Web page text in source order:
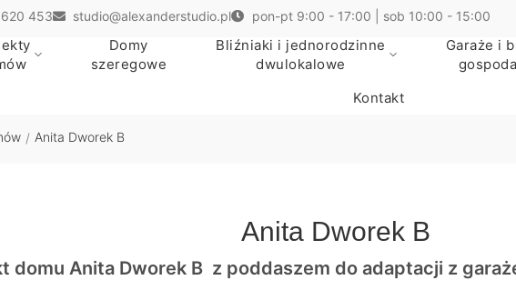
453 studio@alexanderstudio.pl pon-pt 9:00 - 17:00 | sob 10:00 - 15:00
Domy
szeregowe
Bliźniaki i jednorodzinne
dwulokalowe
Garaże i
Kontakt
/ Anita Dworek B
Anita Dworek B
domu Anita Dworek B z poddaszem do adaptacji z